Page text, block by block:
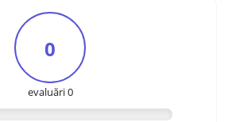
0
evaluări 0